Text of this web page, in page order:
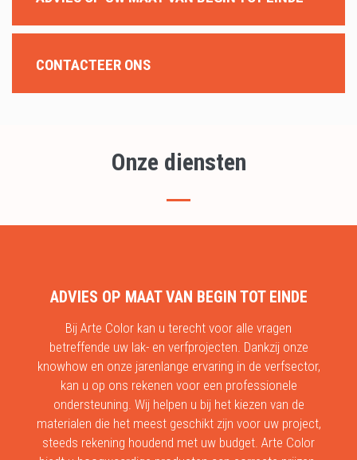
CONTACTEER ONS
Onze diensten
ADVIES OP MAAT VAN BEGIN TOT EINDE
Bij Arte Color kan u terecht voor alle vragen
betreffende uw lak- en verfprojecten. Dankzij onze
knowhow en onze jarenlange ervaring in de verfsector,
kan u op ons rekenen voor een professionele
ondersteuning. Wij helpen u bij het kiezen van de
materialen die het meest geschikt zijn voor uw project,
steeds rekening houdend met uw budget. Arte Color